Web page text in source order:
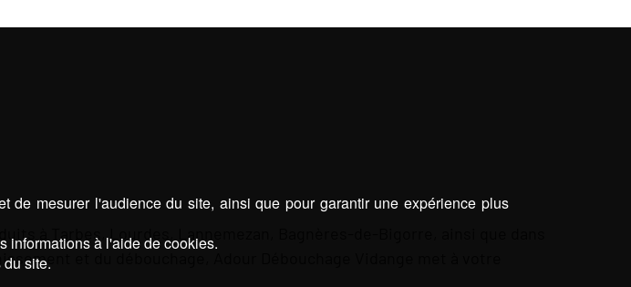
à Tarbes, Lourdes, Lannemezan, Bagnères-de-Bigorre, ainsi que dans
et du débouchage, Adour Débouchage Vidange met à votre
mesurer l'audience du site, ainsi que pour garantir une expérience plus
informations à l'aide de cookies.
site.